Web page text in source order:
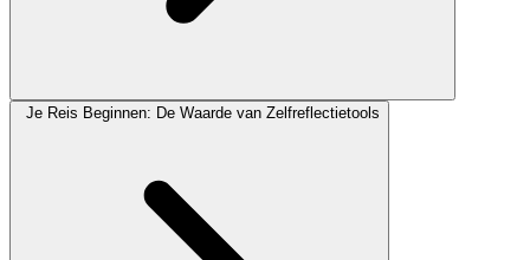
Je Reis Beginnen: De Waarde van Zelfreflectietools